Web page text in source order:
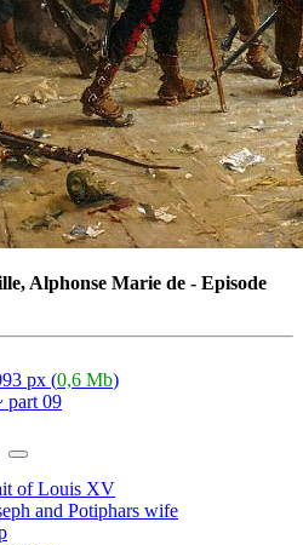
Alphonse Marie de - Episode
px (0,6 Mb)
part 09